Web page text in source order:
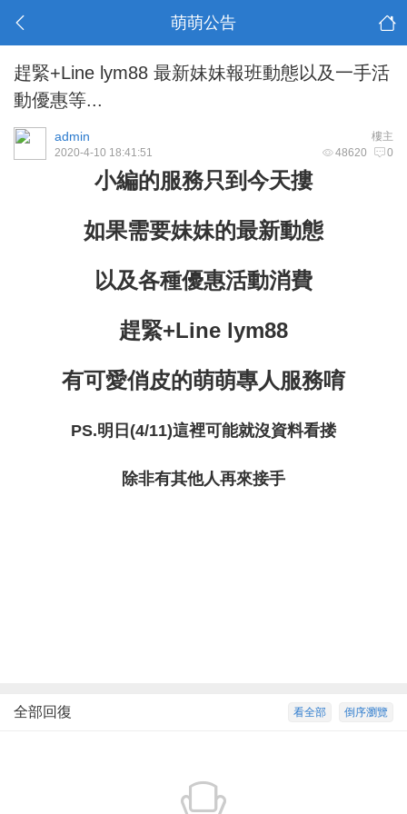
萌萌公告
趕緊+Line lym88 最新妹妹報班動態以及一手活
動優惠等...
樓主
admin
48620 0
2020-4-10 18:41:51
小編的服務只到今天摟
如果需要妹妹的最新動態
以及各種優惠活動消費
趕緊+Line lym88
有可愛俏皮的萌萌專人服務唷
PS.明日(4/11)這裡可能就沒資料看搂
除非有其他人再來接手
倒序瀏覽
看全部
全部回復